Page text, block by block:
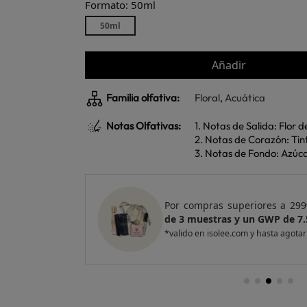
Formato: 50ml
50ml
Añadir
Familia olfativa: Floral, Acuática
Notas Olfativas:
1. Notas de Salida: Flor
2. Notas de Corazón:
3. Notas de Fondo:
Por compras superiores a
de 3 muestras y un GWP de
*valido en isolee.com y hasta